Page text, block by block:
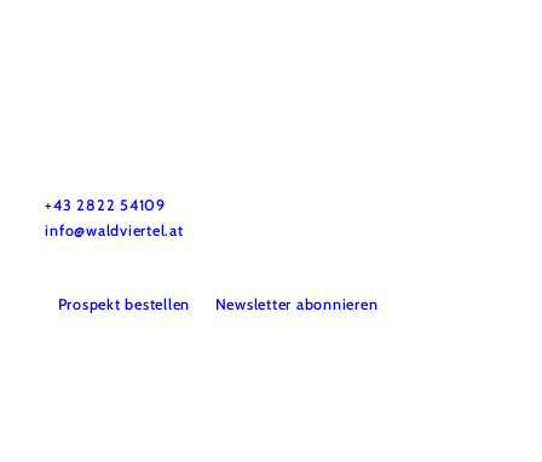
+43 2822 54109
info@waldviertel.at
Prospekt bestellen Newsletter abonnieren